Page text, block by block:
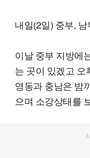
내일(2일) 중부,
이날 중부 지방에
는 곳이 있겠고 오
영동과 충남은 밤
으며 소강상태를